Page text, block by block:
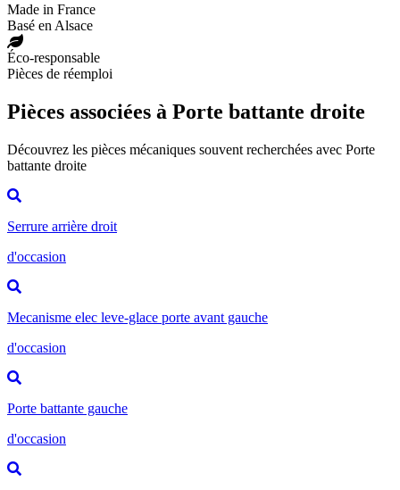
Made in France
Basé en Alsace
Éco-responsable
Pièces de réemploi
Pièces associées à Porte battante droite
Découvrez les pièces mécaniques souvent recherchées avec Porte
battante droite
Serrure arrière droit
d'occasion
Mecanisme elec leve-glace porte avant gauche
d'occasion
Porte battante gauche
d'occasion